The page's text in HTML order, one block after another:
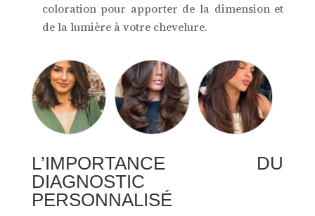
coloration pour apporter de la dimension et
de la lumière à votre chevelure.
L’IMPORTANCE DU
DIAGNOSTIC
PERSONNALISÉ